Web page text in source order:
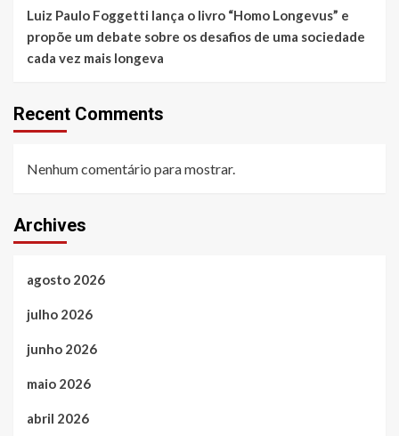
Luiz Paulo Foggetti lança o livro “Homo Longevus” e
propõe um debate sobre os desafios de uma sociedade
cada vez mais longeva
Recent Comments
Nenhum comentário para mostrar.
Archives
agosto 2026
julho 2026
junho 2026
maio 2026
abril 2026